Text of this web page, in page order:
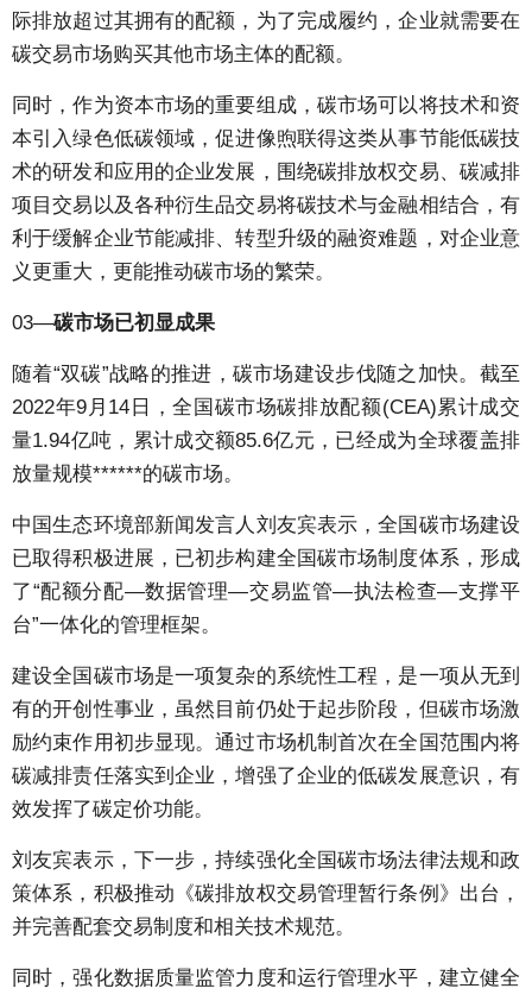
际排放超过其拥有的配额，为了完成履约，企业就需要在
碳交易市场购买其他市场主体的配额。
同时，作为资本市场的重要组成，碳市场可以将技术和资
本引入绿色低碳领域，促进像煦联得这类从事节能低碳技
术的研发和应用的企业发展，围绕碳排放权交易、碳减排
项目交易以及各种衍生品交易将碳技术与金融相结合，有
利于缓解企业节能减排、转型升级的融资难题，对企业意
义更重大，更能推动碳市场的繁荣。
03—碳市场已初显成果
随着“双碳”战略的推进，碳市场建设步伐随之加快。截至
2022年9月14日，全国碳市场碳排放配额(CEA)累计成交
量1.94亿吨，累计成交额85.6亿元，已经成为全球覆盖排
放量规模******的碳市场。
中国生态环境部新闻发言人刘友宾表示，全国碳市场建设
已取得积极进展，已初步构建全国碳市场制度体系，形成
了“配额分配—数据管理—交易监管—执法检查—支撑平
台”一体化的管理框架。
建设全国碳市场是一项复杂的系统性工程，是一项从无到
有的开创性事业，虽然目前仍处于起步阶段，但碳市场激
励约束作用初步显现。通过市场机制首次在全国范围内将
碳减排责任落实到企业，增强了企业的低碳发展意识，有
效发挥了碳定价功能。
刘友宾表示，下一步，持续强化全国碳市场法律法规和政
策体系，积极推动《碳排放权交易管理暂行条例》出台，
并完善配套交易制度和相关技术规范。
同时，强化数据质量监管力度和运行管理水平，建立健全